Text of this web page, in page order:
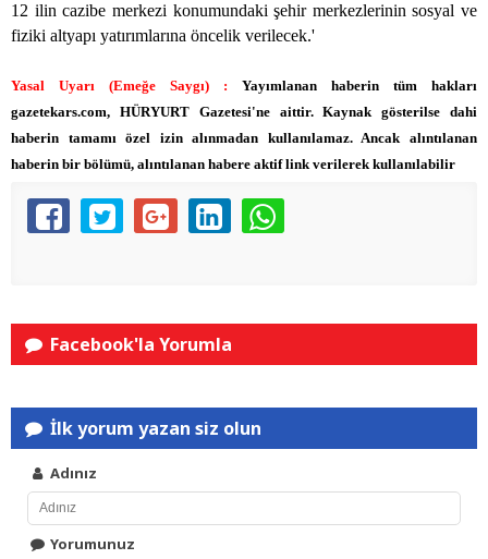
12 ilin cazibe merkezi konumundaki şehir merkezlerinin sosyal ve
fiziki altyapı yatırımlarına öncelik verilecek.'
Yasal Uyarı (Emeğe Saygı) : Yayımlanan haberin tüm hakları
gazetekars.com, HÜRYURT Gazetesi'ne aittir. Kaynak gösterilse dahi
haberin tamamı özel izin alınmadan kullanılamaz. Ancak alıntılanan
haberin bir bölümü, alıntılanan habere aktif link verilerek kullanılabilir
Facebook'la Yorumla
İlk yorum yazan siz olun
Adınız
Yorumunuz